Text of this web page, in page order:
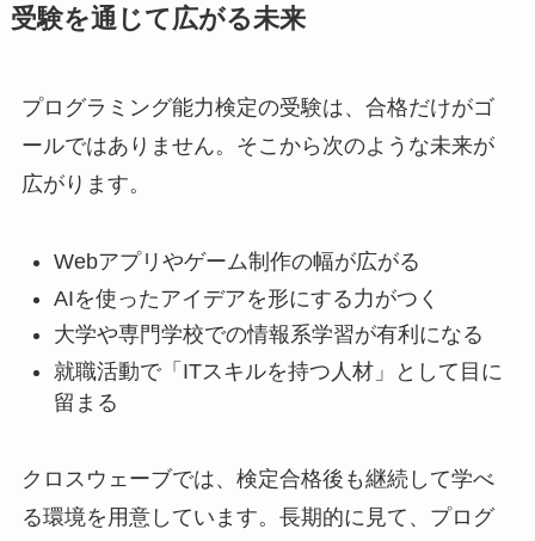
受験を通じて広がる未来
プログラミング能力検定の受験は、合格だけがゴ
ールではありません。そこから次のような未来が
広がります。
Webアプリやゲーム制作の幅が広がる
AIを使ったアイデアを形にする力がつく
大学や専門学校での情報系学習が有利になる
就職活動で「ITスキルを持つ人材」として目に
留まる
クロスウェーブでは、検定合格後も継続して学べ
る環境を用意しています。長期的に見て、プログ